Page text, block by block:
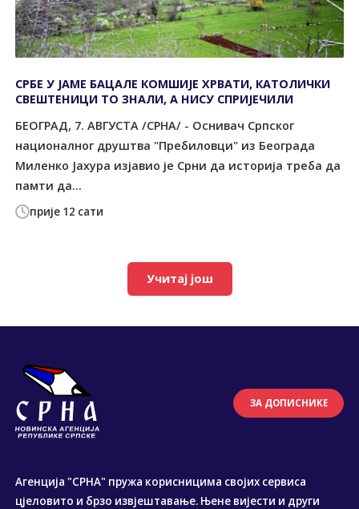
прије 12 сати
СРБЕ У ЈАМЕ БАЦАЛЕ КОМШИЈЕ ХРВАТИ, КАТОЛИЧКИ
СВЕШТЕНИЦИ ТО ЗНАЛИ, А НИСУ СПРИЈЕЧИЛИ
БЕОГРАД, 7. АВГУСТА /СРНА/ - Оснивач Српског
националног друштва "Пребиловци" из Београда
Миленко Јахура изјавио је Срни да историја треба да
памти да...
Учитај још
ЗА ДОПИСНИКЕ
Агенција "СРНА" пружа корисницима својих сервиса
цјеловито и брзо извјештавање. Њене вијести и други